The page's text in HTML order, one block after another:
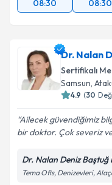
08:30 08:30
Dr. Nalan
Sertifikalı
Samsun,
4.9 (30
Ailecek güvendiğimiz
bir doktor. Çok severiz
Dr. Nalan Deniz Baştuğ
Tema Ofis, Denizevleri,